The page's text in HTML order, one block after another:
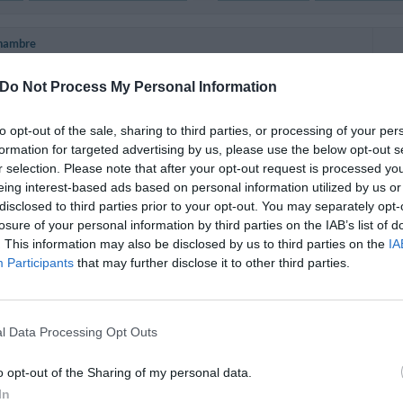
Do Not Process My Personal Information
opt-out of the sale, sharing to third parties, or processing of your
for targeted advertising by us, please use the below opt-out
selection. Please note that after your opt-out request is processed
interest-based ads based on personal information utilized by us
to third parties prior to your opt-out. You may separately
of your personal information by third parties on the IAB’s list of
This information may also be disclosed by us to third parties on the
Participants that may further disclose it to other third parties.
Data Processing Opt Outs
opt-out of the Sharing of my personal data.
6 personnes
aménagées avec goût incarnent la solution parfaite pour passer
Appartement pour 2 personnes, Appartement pour 4 personnes,
dans le prix
et Bar
plats faits maison réalisés à base de produits venant de
l'exploitation.